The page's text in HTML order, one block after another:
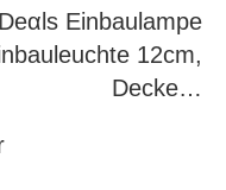
Einbaulampe
12cm,
Decke…